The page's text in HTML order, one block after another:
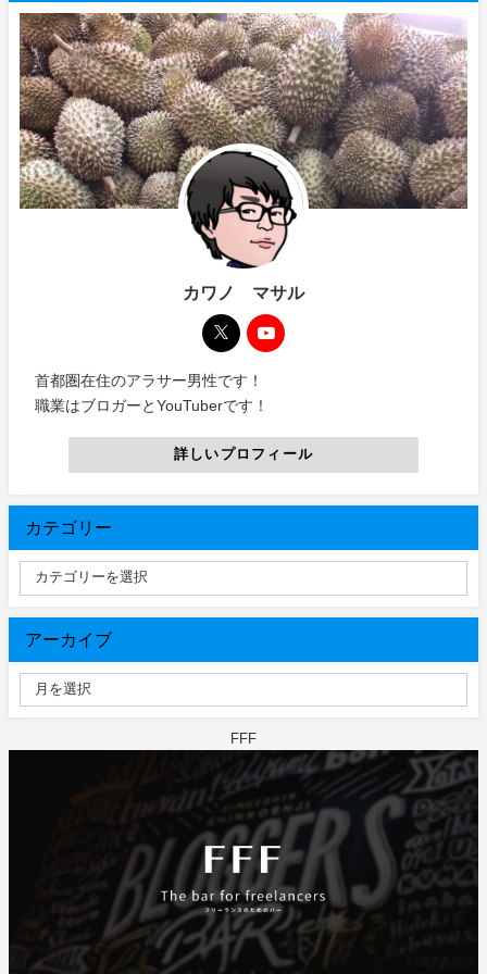
カワノ マサル
首都圏在住のアラサー男性です！
職業はブロガーとYouTuberです！
詳しいプロフィール
カテゴリー
アーカイブ
FFF